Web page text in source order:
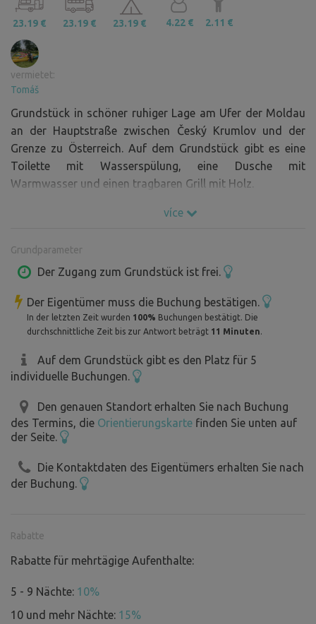
23.19 € 23.19 € 23.19 € 4.22 € 2.11 €
vermietet:
Tomáš
Grundstück in schöner ruhiger Lage am Ufer der Moldau
an der Hauptstraße zwischen Český Krumlov und der
Grenze zu Österreich. Auf dem Grundstück gibt es eine
Toilette mit Wasserspülung, eine Dusche mit
Warmwasser und einen tragbaren Grill mit Holz.
více
Grundparameter
Der Zugang zum Grundstück ist frei.
Der Eigentümer muss die Buchung bestätigen.
In der letzten Zeit wurden 100% Buchungen bestätigt. Die
durchschnittliche Zeit bis zur Antwort beträgt 11 Minuten.
Auf dem Grundstück gibt es den Platz für 5
individuelle Buchungen.
Den genauen Standort erhalten Sie nach Buchung
des Termins, die Orientierungskarte finden Sie unten auf
der Seite.
Die Kontaktdaten des Eigentümers erhalten Sie nach
der Buchung.
Rabatte
Rabatte für mehrtägige Aufenthalte:
5 - 9 Nächte: 10%
10 und mehr Nächte: 15%